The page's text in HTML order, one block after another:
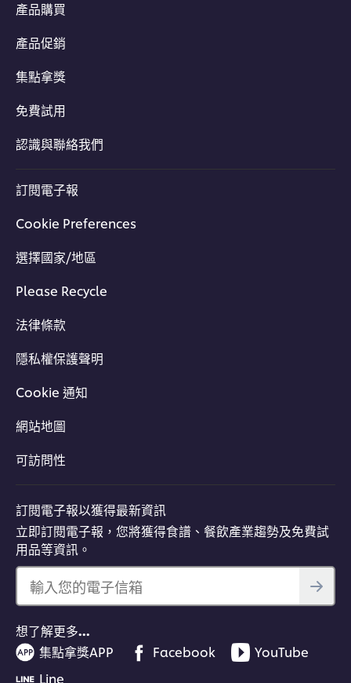
產品購買
產品促銷
集點拿獎
免費試用
認識與聯絡我們
訂閱電子報
Cookie Preferences
選擇國家/地區
Please Recycle
法律條款
隱私權保護聲明
Cookie 通知
網站地圖
可訪問性
訂閱電子報以獲得最新資訊
立即訂閱電子報，您將獲得食譜、餐飲產業趨勢及免費試
用品等資訊。
輸入您的電子信箱
想了解更多…
集點拿獎APP
Facebook
YouTube
Line